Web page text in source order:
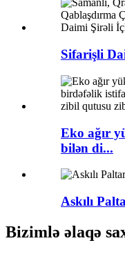
Sifarişli
Eko ağır
bilən di...
Askılı
Bizimlə əlaqə